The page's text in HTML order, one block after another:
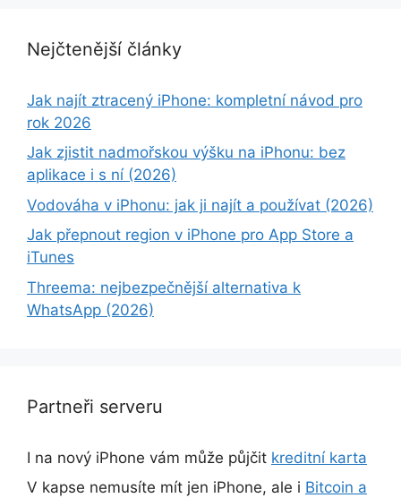
Nejčtenější články
Jak najít ztracený iPhone: kompletní návod pro
rok 2026
Jak zjistit nadmořskou výšku na iPhonu: bez
aplikace i s ní (2026)
Vodováha v iPhonu: jak ji najít a používat (2026)
Jak přepnout region v iPhone pro App Store a
iTunes
Threema: nejbezpečnější alternativa k
WhatsApp (2026)
Partneři serveru
I na nový iPhone vám může půjčit kreditní karta
V kapse nemusíte mít jen iPhone, ale i Bitcoin a